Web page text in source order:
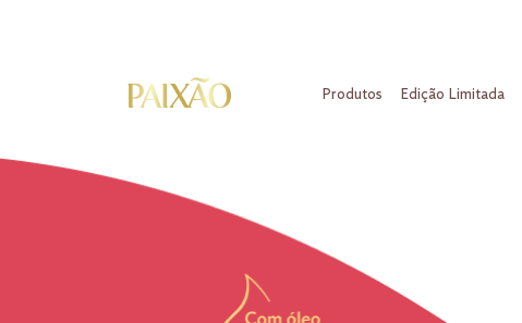
Produtos Edição Limitada